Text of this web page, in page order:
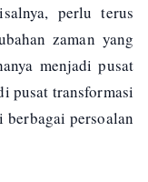
perlu terus
zaman yang
menjadi pusat
pusat transformasi
persoalan